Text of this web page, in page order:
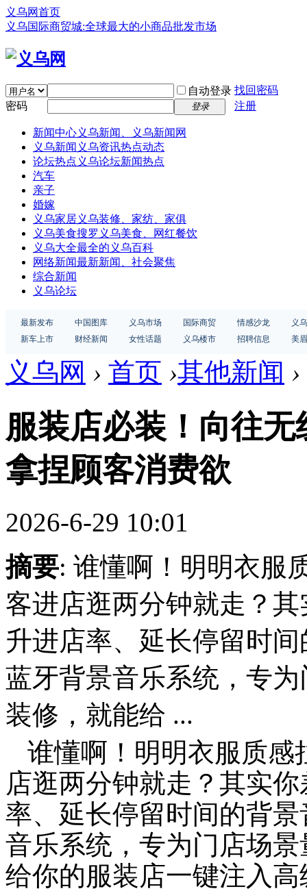
义乌网首页
义乌国际商贸城:全球最大的小商品批发市场
自动登录 找回密码
密码
登录 注册
新闻中心义乌新闻、义乌新闻网
义乌新闻 义乌资讯热点动态
论坛热点 义乌论坛新闻热点
汽车
亲子
婚嫁
义乌家居义乌装修、家纺、家俱
义乌美食搜罗义乌美食、网红餐饮
义乌大全最全的义乌百科
网络新闻最新新闻、社会聚焦
综合新闻
义乌论坛
最新发布 中国图库 义乌市场 国际商贸 情感沙龙
义
新车上市
财经新闻 女性话题 义乌楼市 招聘信息 美
义乌网 › 首页 ›其他新闻 ›
服装店必装！向往
拿捏顾客消费欲
2026-6-29 10:01
摘要: 谁懂啊！明明衣服
客进店逛两分钟就走？
升进店率、延长停留时
蓝牙背景音乐系统，专
装修，就能给 ...
谁懂啊！明明衣服质感
店逛两分钟就走？其实
率、延长停留时间的背
音乐系统，专为门店场
给你的服装店一键注入